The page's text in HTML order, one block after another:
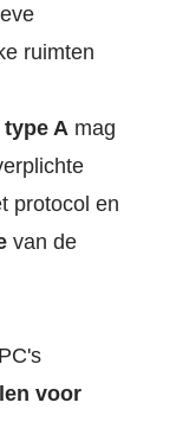
ruimten
type A mag
protocol en
van de
voor